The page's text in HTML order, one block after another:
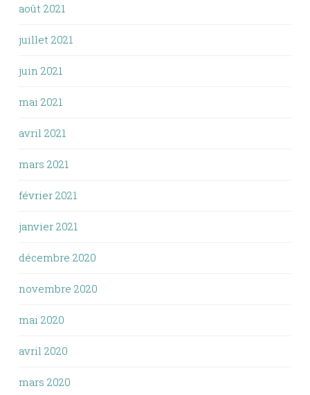
août 2021
juillet 2021
juin 2021
mai 2021
avril 2021
mars 2021
février 2021
janvier 2021
décembre 2020
novembre 2020
mai 2020
avril 2020
mars 2020